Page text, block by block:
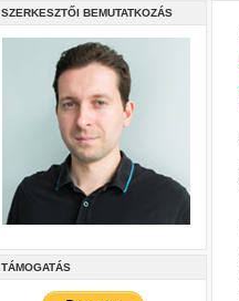
SZERKESZTŐI BEMUTATKOZÁS
TÁMOGATÁS